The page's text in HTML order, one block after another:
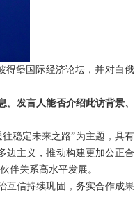
得堡国际经济论坛，并对白俄
发言人能否介绍此访背景、
稳定未来之路”为主题，具有
边主义，推动构建更加公正合
伴关系高水平发展。
互信持续巩固，务实合作成果